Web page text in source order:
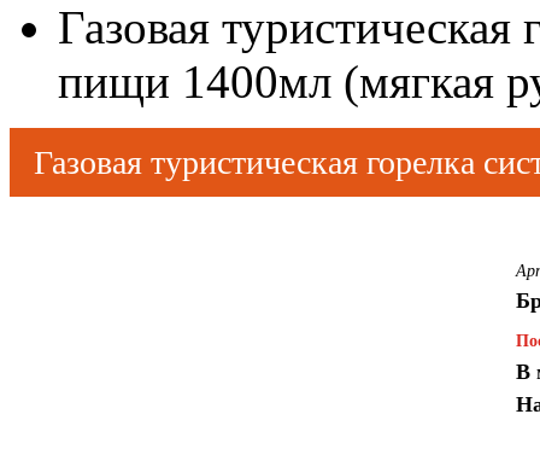
Газовая туристическая
пищи 1400мл (мягкая
Газовая туристическая горелка
В